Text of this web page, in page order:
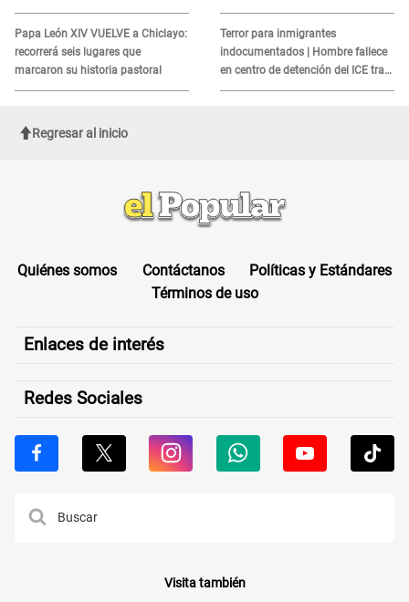
alerta sobre posibles réplicas
Papa León XIV VUELVE a Chiclayo:
recorrerá seis lugares que
marcaron su historia pastoral
MORTAL para consumidores: ¿Cuál
es?
Terror para inmigrantes
indocumentados | Hombre fallece
en centro de detención del ICE tras
sufrir una "emergencia médica"
Regresar al inicio
Quiénes somos Contáctanos
Políticas y Estándares
Términos de uso
Enlaces de interés
Redes Sociales
Visita también